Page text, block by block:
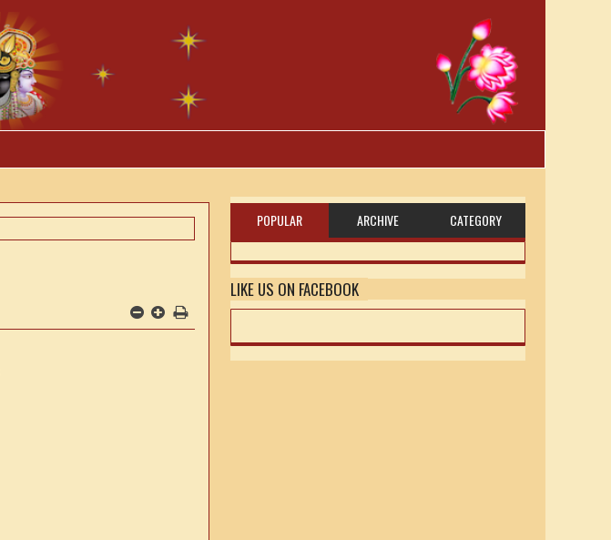
POPULAR ARCHIVE CATEGORY
LIKE US ON FACEBOOK